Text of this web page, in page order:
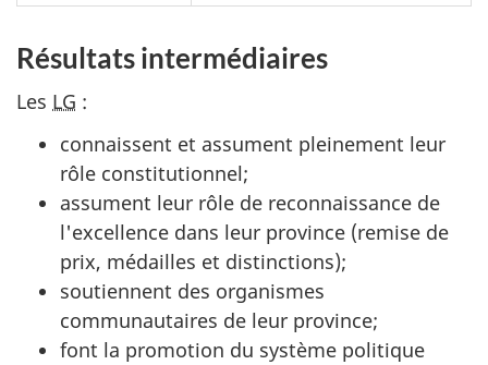
Résultats intermédiaires
Les LG :
connaissent et assument pleinement leur
rôle constitutionnel;
assument leur rôle de reconnaissance de
l'excellence dans leur province (remise de
prix, médailles et distinctions);
soutiennent des organismes
communautaires de leur province;
font la promotion du système politique